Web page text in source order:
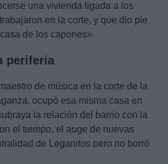
una vivienda ligada a los
en la corte, y que dio pie
de los capones».
periferia
de música en la corte de la
ocupó esa misma casa en
la relación del barrio con la
el tiempo, el auge de nuevas
de Leganitos pero no borró